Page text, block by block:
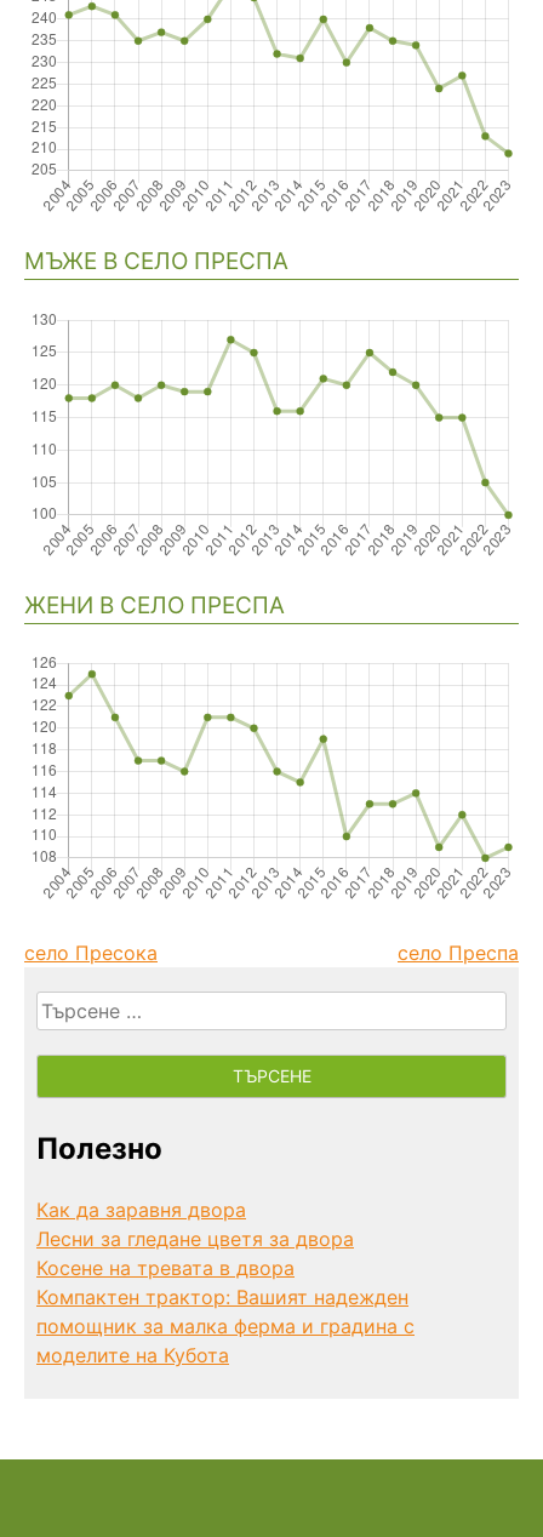
МЪЖЕ В СЕЛО ПРЕСПА
ЖЕНИ В СЕЛО ПРЕСПА
село Пресока село Преспа
Търсене
за:
Полезно
Как да заравня двора
Лесни за гледане цветя за двора
Косене на тревата в двора
Компактен трактор: Вашият надежден
помощник за малка ферма и градина с
моделите на Кубота